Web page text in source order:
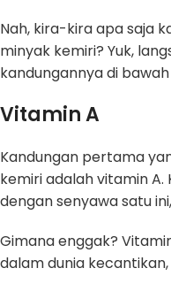
Nah, kira-kira apa saja
minyak kemiri? Yuk,
kandungannya di bawah
Vitamin A
Kandungan pertama
kemiri adalah vitamin A.
dengan senyawa satu
Gimana enggak?
dalam dunia